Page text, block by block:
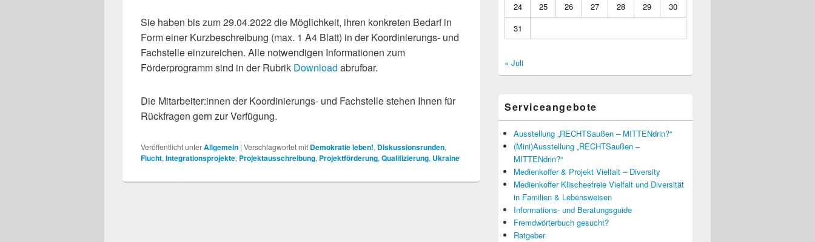
Sie haben bis zum 29.04.2022 die Möglichkeit, ihren konkreten Bedarf in
Form einer Kurzbeschreibung (max. 1 A4 Blatt) in der Koordinierungs- und
Fachstelle einzureichen. Alle notwendigen Informationen zum
Förderprogramm sind in der Rubrik Download abrufbar.
Die Mitarbeiter:innen der Koordinierungs- und Fachstelle stehen Ihnen für
Rückfragen gern zur Verfügung.
Veröffentlicht unterAllgemein | Verschlagwortet mit Demokratie leben!, Diskussionsrunden,
Flucht, Integrationsprojekte, Projektausschreibung, Projektförderung, Qualifizierung, Ukraine
24
25 26 27 28 29
30
31
« Juli
Serviceangebote
Ausstellung „RECHTSaußen – MITTENdrin?“
(Mini)Ausstellung „RECHTSaußen –
MITTENdrin?“
Medienkoffer & Projekt Vielfalt – Diversity
Medienkoffer Klischeefreie Vielfalt und Diversität
in Familien & Lebensweisen
Informations- und Beratungsguide
Fremdwörterbuch gesucht?
Ratgeber